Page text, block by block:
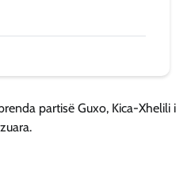
partisë Guxo, Kica-Xhelili i